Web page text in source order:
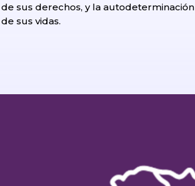
de sus derechos, y la autodeterminación
de sus vidas.